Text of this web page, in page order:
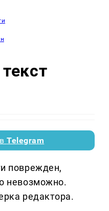
вTelegram
поврежден,
невозможно.
редактора.